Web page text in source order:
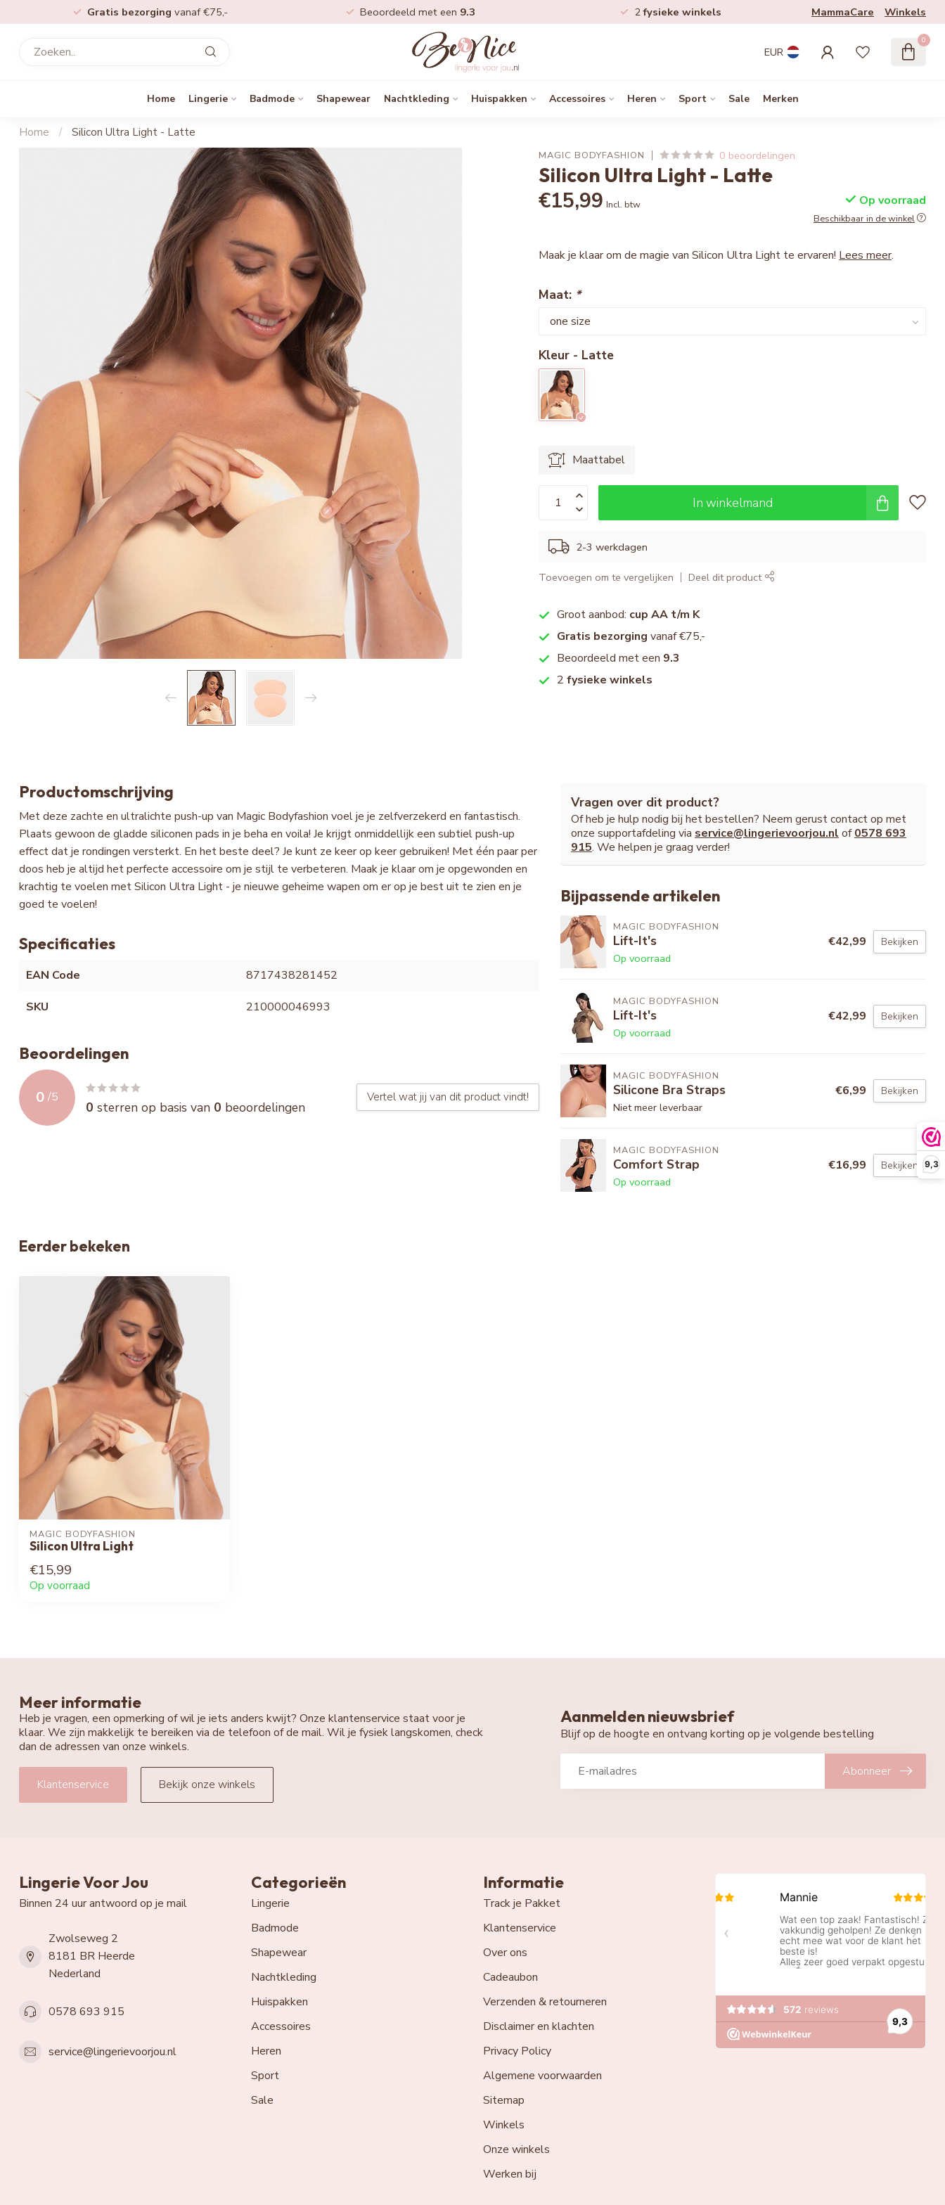
9,3
Gratis bezorging vanaf €75,- Beoordeeld met een 9.3 2fysieke winkels MammaCare Winkels
EUR
0
Home Lingerie Badmode Shapewear Nachtkleding Huispakken Accessoires Heren Sport Sale Merken
Home / Silicon Ultra Light - Latte
MAGIC BODYFASHION 0 beoordelingen
Silicon Ultra Light - Latte
€15,99 Incl. btw Op voorraad
Beschikbaar in de winkel
Maak je klaar om de magie van Silicon Ultra Light te ervaren! Lees meer.
Maat: *
Kleur - Latte
Maattabel
In winkelmand
2-3 werkdagen
Toevoegen om te vergelijken Deel dit product
Groot aanbod: cup AA t/m K
Gratis bezorgingvanaf €75,-
Beoordeeld met een 9.3
2fysieke winkels
Productomschrijving
Met deze zachte en ultralichte push-up van Magic Bodyfashion voel je je zelfverzekerd en fantastisch.
Plaats gewoon de gladde siliconen pads in je beha en voila! Je krijgt onmiddellijk een subtiel push-up
effect dat je rondingen versterkt. En het beste deel? Je kunt ze keer op keer gebruiken! Met één paar per
doos heb je altijd het perfecte accessoire om je stijl te verbeteren. Maak je klaar om je opgewonden en
krachtig te voelen met Silicon Ultra Light - je nieuwe geheime wapen om er op je best uit te zien en je
goed te voelen!
Specificaties
EAN Code 8717438281452
SKU 210000046993
Beoordelingen
0 /5
0 sterren op basis van 0 beoordelingen
Vertel wat jij van dit product vindt!
Vragen over dit product?
Of heb je hulp nodig bij het bestellen? Neem gerust contact op met
onze supportafdeling via service@lingerievoorjou.nl of0578 693
915. We helpen je graag verder!
Bijpassende artikelen
MAGIC BODYFASHION
Lift-It's
Op voorraad
€42,99 Bekijken
MAGIC BODYFASHION
Lift-It's
Op voorraad
€42,99 Bekijken
MAGIC BODYFASHION
Silicone Bra Straps
Niet meer leverbaar
€6,99 Bekijken
MAGIC BODYFASHION
Comfort Strap
Op voorraad
€16,99 Bekijken
Eerder bekeken
MAGIC BODYFASHION
Silicon Ultra Light
€15,99
Op voorraad
Meer informatie
Heb je vragen, een opmerking of wil je iets anders kwijt? Onze klantenservice staat voor je
klaar. We zijn makkelijk te bereiken via de telefoon of de mail. Wil je fysiek langskomen, check
dan de adressen van onze winkels.
Klantenservice Bekijk onze winkels
Aanmelden nieuwsbrief
Blijf op de hoogte en ontvang korting op je volgende bestelling
Abonneer
Lingerie Voor Jou
Binnen 24 uur antwoord op je mail
Zwolseweg 2
8181 BR Heerde
Nederland
0578 693 915
service@lingerievoorjou.nl
Categorieën
Lingerie
Badmode
Shapewear
Nachtkleding
Huispakken
Accessoires
Heren
Sport
Sale
Informatie
Track je Pakket
Klantenservice
Over ons
Cadeaubon
Verzenden & retourneren
Disclaimer en klachten
Privacy Policy
Algemene voorwaarden
Sitemap
Winkels
Onze winkels
Werken bij